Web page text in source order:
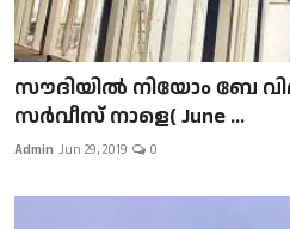
സൗദിയിൽ നിയോം ബേ
സർവീസ് നാളെ( June ...
Admin Jun 29, 2019 0